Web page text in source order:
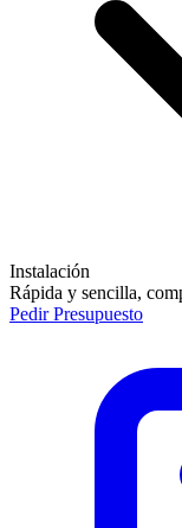
Instalación
Rápida y sencilla,
Pedir Presupuesto